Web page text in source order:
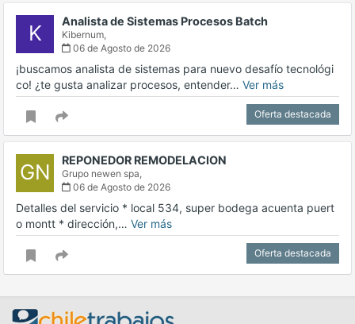
K Analista de Sistemas Procesos Batch
Kibernum,
06 de Agosto de 2026
¡buscamos analista de sistemas para nuevo desafío tecnológi
co! ¿te gusta analizar procesos, entender… Ver más
Oferta destacada
GN REPONEDOR REMODELACION
Grupo newen spa,
06 de Agosto de 2026
Detalles del servicio * local 534, super bodega acuenta puert
o montt * dirección,… Ver más
Oferta destacada